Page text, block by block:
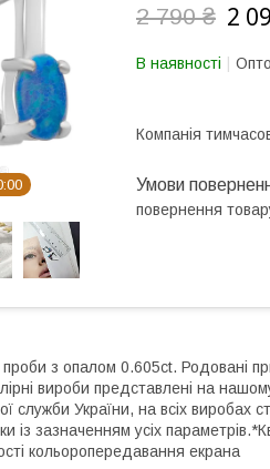
00
2 790 ₴ 2
В наявності
Компанія
повернення
проби з опалом 0.605ct. Родовані
вироби представлені на
служби України, на всіх виробах
зазначенням усіх
кольоропередавання екрана